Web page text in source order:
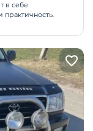
в себе
практичность.